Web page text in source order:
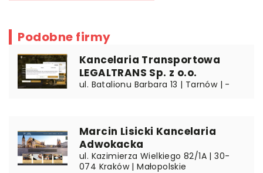
Podobne firmy
Kancelaria Transportowa
LEGALTRANS Sp. z o.o.
ul. Batalionu Barbara 13 | Tarnów | -
Marcin Lisicki Kancelaria
Adwokacka
ul. Kazimierza Wielkiego 82/1A | 30-
074 Kraków | Małopolskie